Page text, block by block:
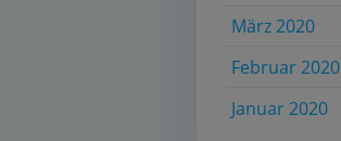
März 2020
Februar 2020
Januar 2020